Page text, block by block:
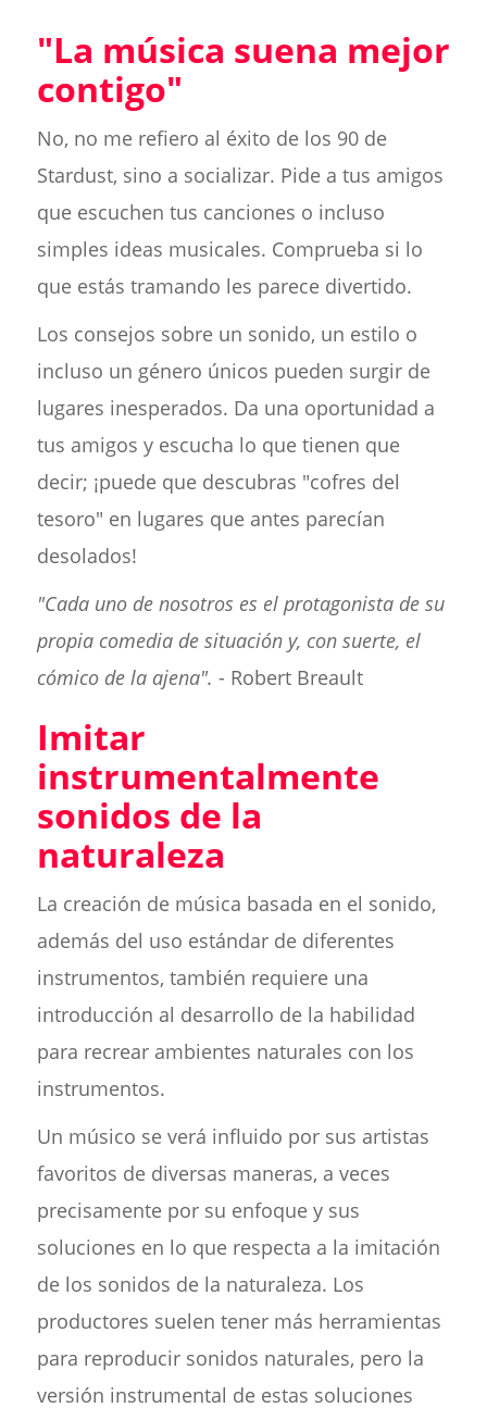
"La música suena mejor
contigo"
No, no me refiero al éxito de los 90 de
Stardust, sino a socializar. Pide a tus amigos
que escuchen tus canciones o incluso
simples ideas musicales. Comprueba si lo
que estás tramando les parece divertido.
Los consejos sobre un sonido, un estilo o
incluso un género únicos pueden surgir de
lugares inesperados. Da una oportunidad a
tus amigos y escucha lo que tienen que
decir; ¡puede que descubras "cofres del
tesoro" en lugares que antes parecían
desolados!
"Cada uno de nosotros es el protagonista de su
propia comedia de situación y, con suerte, el
cómico de la ajena". - Robert Breault
Imitar
instrumentalmente
sonidos de la
naturaleza
La creación de música basada en el sonido,
además del uso estándar de diferentes
instrumentos, también requiere una
introducción al desarrollo de la habilidad
para recrear ambientes naturales con los
instrumentos.
Un músico se verá influido por sus artistas
favoritos de diversas maneras, a veces
precisamente por su enfoque y sus
soluciones en lo que respecta a la imitación
de los sonidos de la naturaleza. Los
productores suelen tener más herramientas
para reproducir sonidos naturales, pero la
versión instrumental de estas soluciones